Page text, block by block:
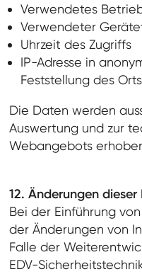
Verwendetes
Verwendeter
Uhrzeit des Zugriffs
IP-Adresse in
Feststellung des
Die Daten werden
Auswertung und zur
Webangebots
12. Änderungen
Bei der Einführung
der Änderungen von
Falle der
EDV-